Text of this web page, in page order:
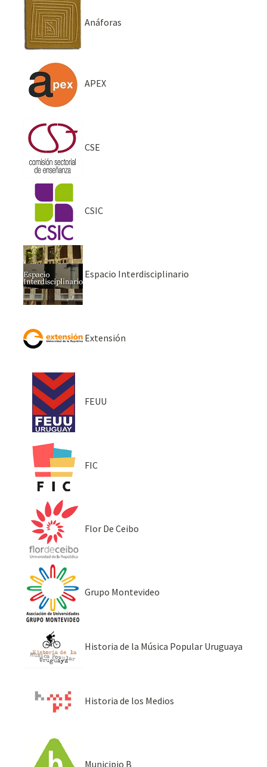
Anáforas
APEX
CSE
CSIC
Espacio Interdisciplinario
Extensión
FEUU
FIC
Flor De Ceibo
Grupo Montevideo
Historia de la Música Popular Uruguaya
Historia de los Medios
Municipio B